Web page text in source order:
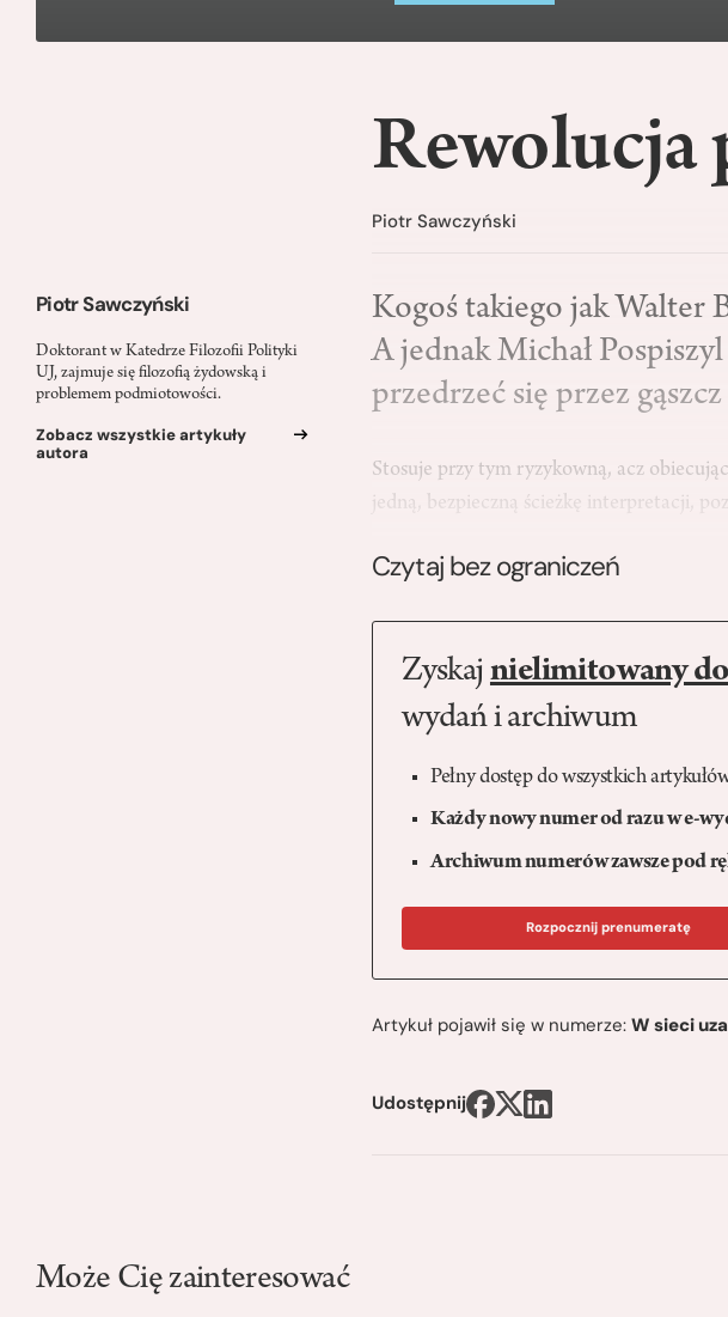
Piotr Sawczyński
Doktorant w Katedrze Filozofii Polityki
UJ, zajmuje się filozofią żydowską i
problemem podmiotowości.
Zobacz wszystkie artykuły
autora
Rewolucja
Piotr Sawczyński
Kogoś takiego jak Walter
A jednak Michał
przedrzeć się przez
Stosuje przy tym ryzykowną, acz
jedną, bezpieczną ścieżkę interpretacji,
Czytaj bez ograniczeń
Zyskaj nielimitowany
wydań i archiwum
Pełny dostęp do wszystkich
Każdy nowy numer od razu w e-
Archiwum numerów zawsze pod
Rozpocznij prenumeratę
Artykuł pojawił się w numerze:W sieci
Udostępnij
Może Cię zainteresować